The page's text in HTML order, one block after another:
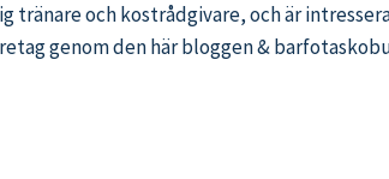
och kostrådgivare, och är
genom den här bloggen &